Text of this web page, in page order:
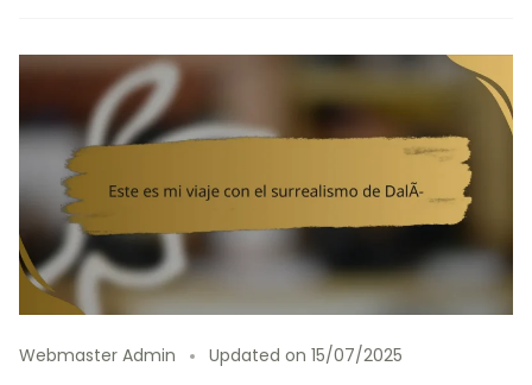
Webmaster Admin Updated on 15/07/2025